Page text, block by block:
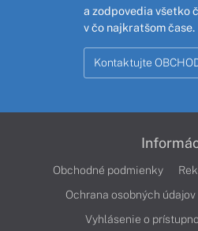
a zodpovedia všetko
v čo najkratšom čase.
Kontaktujte
Obchodné podmienky
Ochrana osobných údajov
Vyhlásenie o